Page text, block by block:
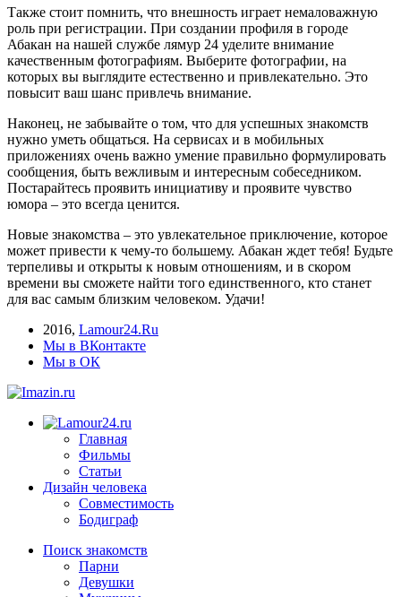
Также стоит помнить, что внешность играет немаловажную
роль при регистрации. При создании профиля в городе
Абакан на нашей службе лямур 24 уделите внимание
качественным фотографиям. Выберите фотографии, на
которых вы выглядите естественно и привлекательно. Это
повысит ваш шанс привлечь внимание.
Наконец, не забывайте о том, что для успешных знакомств
нужно уметь общаться. На сервисах и в мобильных
приложениях очень важно умение правильно формулировать
сообщения, быть вежливым и интересным собеседником.
Постарайтесь проявить инициативу и проявите чувство
юмора – это всегда ценится.
Новые знакомства – это увлекательное приключение, которое
может привести к чему-то большему. Абакан ждет тебя! Будьте
терпеливы и открыты к новым отношениям, и в скором
времени вы сможете найти того единственного, кто станет
для вас самым близким человеком. Удачи!
2016, Lamour24.Ru
Мы в ВКонтакте
Мы в ОК
Главная
Фильмы
Статьи
Дизайн человека
Совместимость
Бодиграф
Поиск знакомств
Парни
Девушки